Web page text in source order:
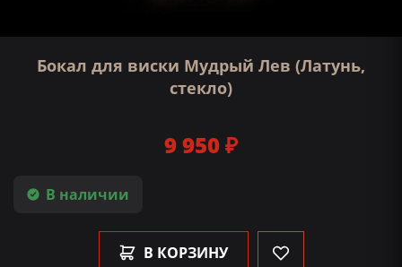
Бокал для виски Мудрый Лев (Латунь,
стекло)
В наличии
9 950 ₽
В КОРЗИНУ